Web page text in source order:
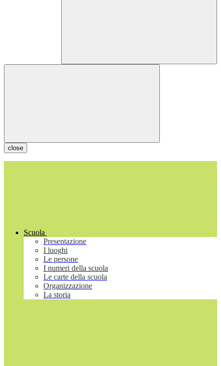
close
Scuola
Presentazione
I luoghi
Le persone
I numeri della scuola
Le carte della scuola
Organizzazione
La storia